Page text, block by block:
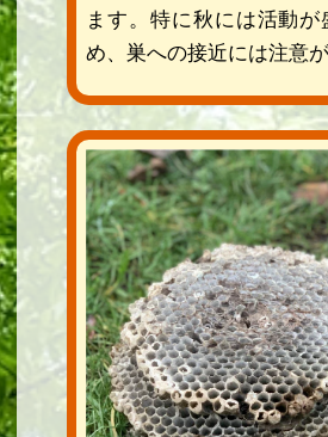
ます。特に秋には活動が
め、巣への接近には注意が